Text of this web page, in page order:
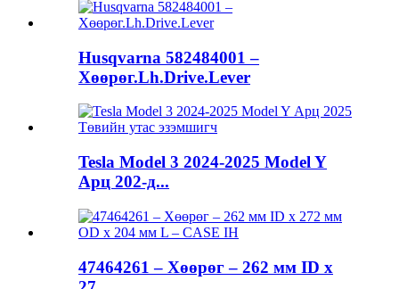
Husqvarna 582484001 –
Хөөрөг.Lh.Drive.Lever
Tesla Model 3 2024-2025 Model Y
Арц 202-д...
47464261 – Хөөрөг – 262 мм ID x